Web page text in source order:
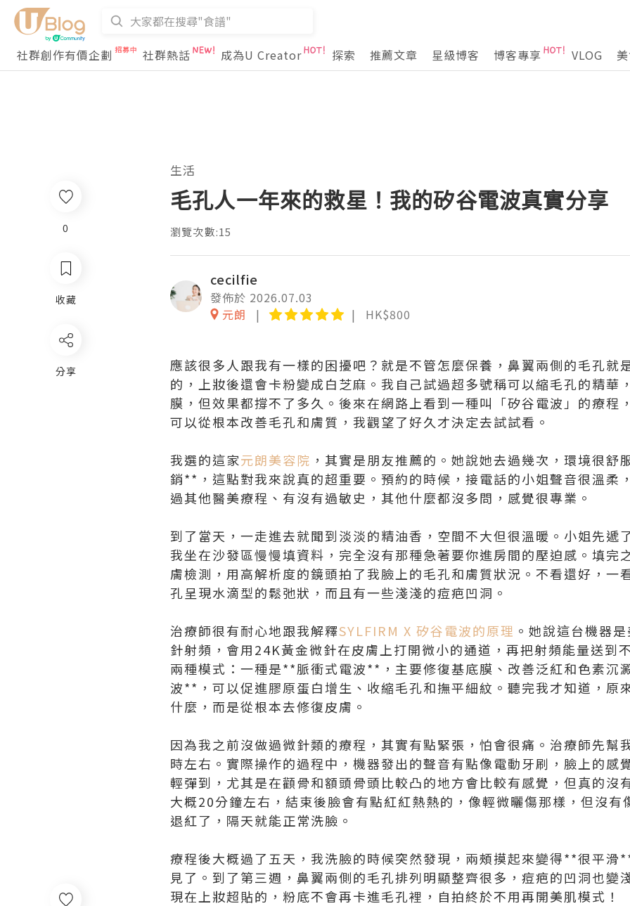
社群創作有價企劃 社群熱話 成為U Creator 探索 推薦文章 星級博客 博客專享 VLOG
生活
毛孔人一年來的救星！我的矽谷電波真實分享
瀏覽次數:15
cecilfie
發佈於 2026.07.03
元朗
HK$800
應該很多人跟我有一樣的困擾吧？就是不管怎麼保養，鼻翼兩側的毛孔就
的，上妝後還會卡粉變成白芝麻。我自己試過超多號稱可以縮毛孔的精華
膜，但效果都撐不了多久。後來在網路上看到一種叫「矽谷電波」的療程
可以從根本改善毛孔和膚質，我觀望了好久才決定去試試看。
我選的這家元朗美容院 ，其實是朋友推薦的。她說她去過幾次，環境很
銷**，這點對我來說真的超重要。預約的時候，接電話的小姐聲音很溫柔
過其他醫美療程、有沒有過敏史，其他什麼都沒多問，感覺很專業。
到了當天，一走進去就聞到淡淡的精油香，空間不大但很溫暖。小姐先遞
我坐在沙發區慢慢填資料，完全沒有那種急著要你進房間的壓迫感。填完
膚檢測，用高解析度的鏡頭拍了我臉上的毛孔和膚質狀況。不看還好，
孔呈現水滴型的鬆弛狀，而且有一些淺淺的痘疤凹洞。
治療師很有耐心地跟我解釋SYLFIRM X 矽谷電波的原理 。她說這台機器
針射頻，會用24K黃金微針在皮膚上打開微小的通道，再把射頻能量送到
兩種模式：一種是**脈衝式電波**，主要修復基底膜、改善泛紅和色素沉
波**，可以促進膠原蛋白增生、收縮毛孔和撫平細紋。聽完我才知道，原
什麼，而是從根本去修復皮膚。
因為我之前沒做過微針類的療程，其實有點緊張，怕會很痛。治療師先幫
時左右。實際操作的過程中，機器發出的聲音有點像電動牙刷，臉上的感
輕彈到，尤其是在顴骨和額頭骨頭比較凸的地方會比較有感覺，但真的沒
大概20分鐘左右，結束後臉會有點紅紅熱熱的，像輕微曬傷那樣，但沒
退紅了，隔天就能正常洗臉。
療程後大概過了五天，我洗臉的時候突然發現，兩頰摸起來變得**很平滑
見了。到了第三週，鼻翼兩側的毛孔排列明顯整齊很多，痘疤的凹洞也變
現在上妝超貼的，粉底不會再卡進毛孔裡，自拍終於不用再開美肌模式！
0
收藏
分享